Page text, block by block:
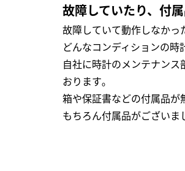
故障していたり、付
故障していて動作しなかっ
どんなコンディションの時
自社に時計のメンテナン
おります｡
箱や保証書などの付属品が
もちろん付属品がござい